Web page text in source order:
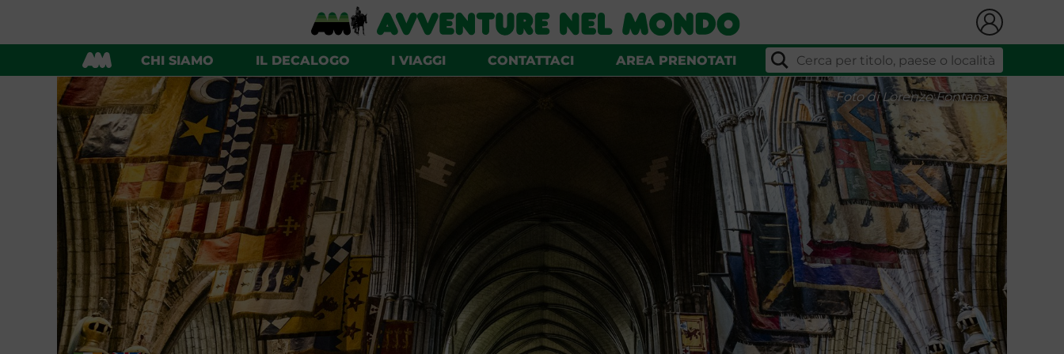
CHI SIAMO IL DECALOGO I VIAGGI CONTATTACI AREA PRENOTATI
Foto di Lorenzo Fontana